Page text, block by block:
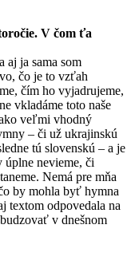
V čom ťa
aj ja sama som
čo je to vzťah
čím ho vyjadrujeme,
vkladáme toto naše
veľmi vhodný
– či už ukrajinskú
tú slovenskú – a je
úplne nevieme, či
Nemá pre mňa
by mohla byť hymna
textom odpovedala na
v dnešnom